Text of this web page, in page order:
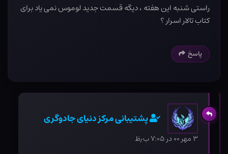
راستی شنبه این هفته ، دیگه قسمت جدید لوموس نمی یاد برای
کتاب تالار اسرار ؟
پاسخ
پشتیبانی مرکز دنیای جادوگری
۳ مهر ۰۰ در ۷:۰۵ ب٫ظ